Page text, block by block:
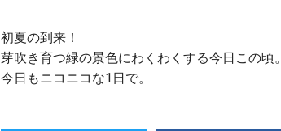
初夏の到来！
芽吹き育つ緑の景色にわくわくする今日この頃。
今日もニコニコな1日で。